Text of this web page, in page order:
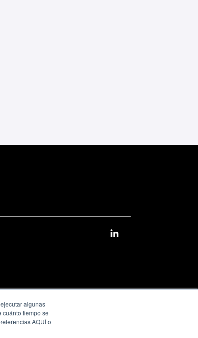
algunas
cuánto tiempo se
AQUÍ o